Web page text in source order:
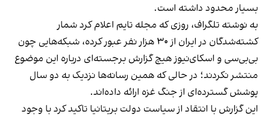
بسیار محدود داشته است.
به نوشته تلگراف، روزی که مجله تایم اعلام کرد شمار
کشته‌شدگان در ایران از ۳۰ هزار نفر عبور کرده، شبکه‌هایی چون
بی‌بی‌سی و اسکای‌نیوز هیچ گزارش برجسته‌ای درباره این موضوع
منتشر نکردند؛ در حالی که همین رسانه‌ها نزدیک به دو سال
پوشش گسترده‌ای از جنگ غزه ارائه داده‌اند.
این گزارش با انتقاد از سیاست دولت بریتانیا تاکید کرد با وجود